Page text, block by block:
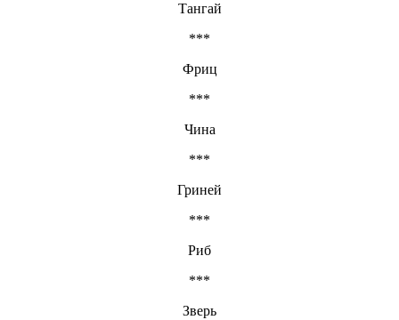
Тангай
***
Фриц
***
Чина
***
Гриней
***
Риб
***
Зверь